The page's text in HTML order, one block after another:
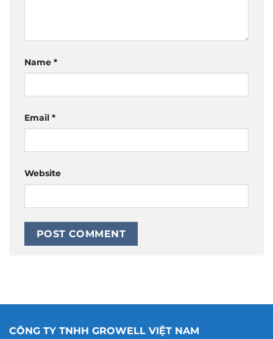
Name *
Email *
Website
CÔNG TY TNHH GROWELL VIỆT NAM